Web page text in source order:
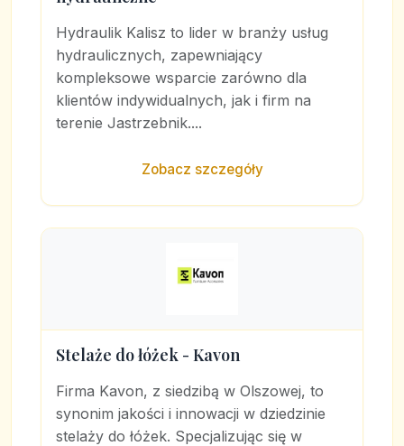
Hydraulik Kalisz to lider w branży usług
hydraulicznych, zapewniający
kompleksowe wsparcie zarówno dla
klientów indywidualnych, jak i firm na
terenie Jastrzebnik....
Zobacz szczegóły
Stelaże do łóżek - Kavon
Firma Kavon, z siedzibą w Olszowej, to
synonim jakości i innowacji w dziedzinie
stelaży do łóżek. Specjalizując się w